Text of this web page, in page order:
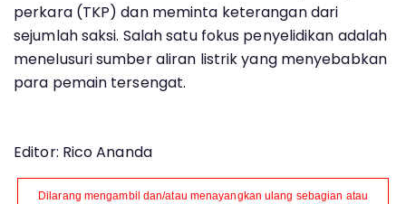
perkara (TKP) dan meminta keterangan dari
sejumlah saksi. Salah satu fokus penyelidikan adalah
menelusuri sumber aliran listrik yang menyebabkan
para pemain tersengat.
Editor: Rico Ananda
Dilarang mengambil dan/atau menayangkan ulang sebagian atau